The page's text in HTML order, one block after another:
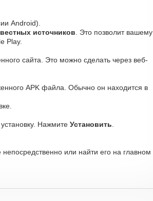
Android).
источников . Это позволит вашему
Play.
сайта. Это можно сделать через веб-
APK файла. Обычно он находится в
Нажмите Установить
или найти его на главном